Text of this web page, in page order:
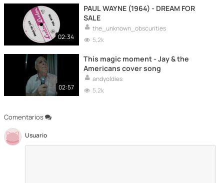
Comentarios
Usuario
02:34
PAUL WAYNE (1964) - DREAM FOR
SALE
the_unknown_obscurities
5,2k
02:57
This magic moment - Jay & the
Americans cover song
andyoldies
5,2k